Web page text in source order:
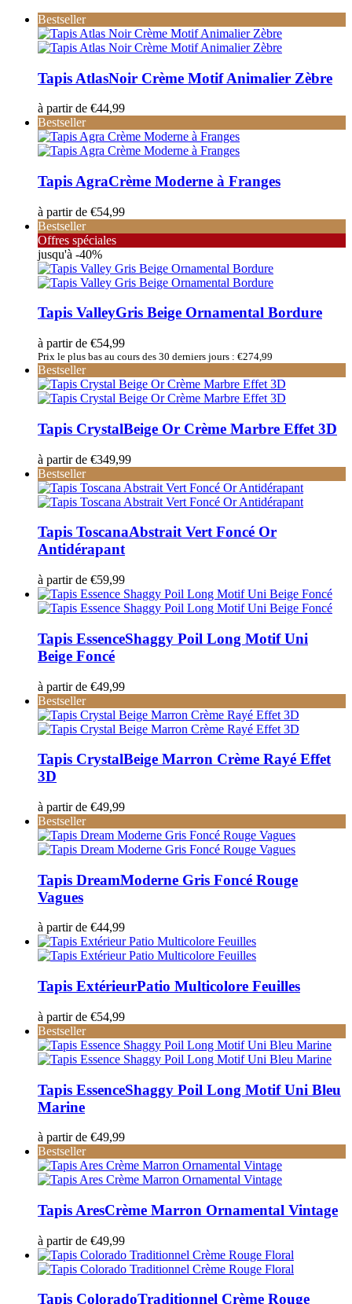
Bestseller
Tapis AtlasNoir Crème Motif Animalier Zèbre
à partir de €44,99
Bestseller
Tapis AgraCrème Moderne à Franges
à partir de €54,99
Bestseller
Offres spéciales
jusqu'à -40%
Tapis ValleyGris Beige Ornamental Bordure
à partir de €54,99
Prix le plus bas au cours des 30 derniers jours : €274,99
Bestseller
Tapis CrystalBeige Or Crème Marbre Effet 3D
à partir de €349,99
Bestseller
Tapis ToscanaAbstrait Vert Foncé Or
Antidérapant
à partir de €59,99
Tapis EssenceShaggy Poil Long Motif Uni
Beige Foncé
à partir de €49,99
Bestseller
Tapis CrystalBeige Marron Crème Rayé Effet
3D
à partir de €49,99
Bestseller
Tapis DreamModerne Gris Foncé Rouge
Vagues
à partir de €44,99
Tapis ExtérieurPatio Multicolore Feuilles
à partir de €54,99
Bestseller
Tapis EssenceShaggy Poil Long Motif Uni Bleu
Marine
à partir de €49,99
Bestseller
Tapis AresCrème Marron Ornamental Vintage
à partir de €49,99
Tapis ColoradoTraditionnel Crème Rouge